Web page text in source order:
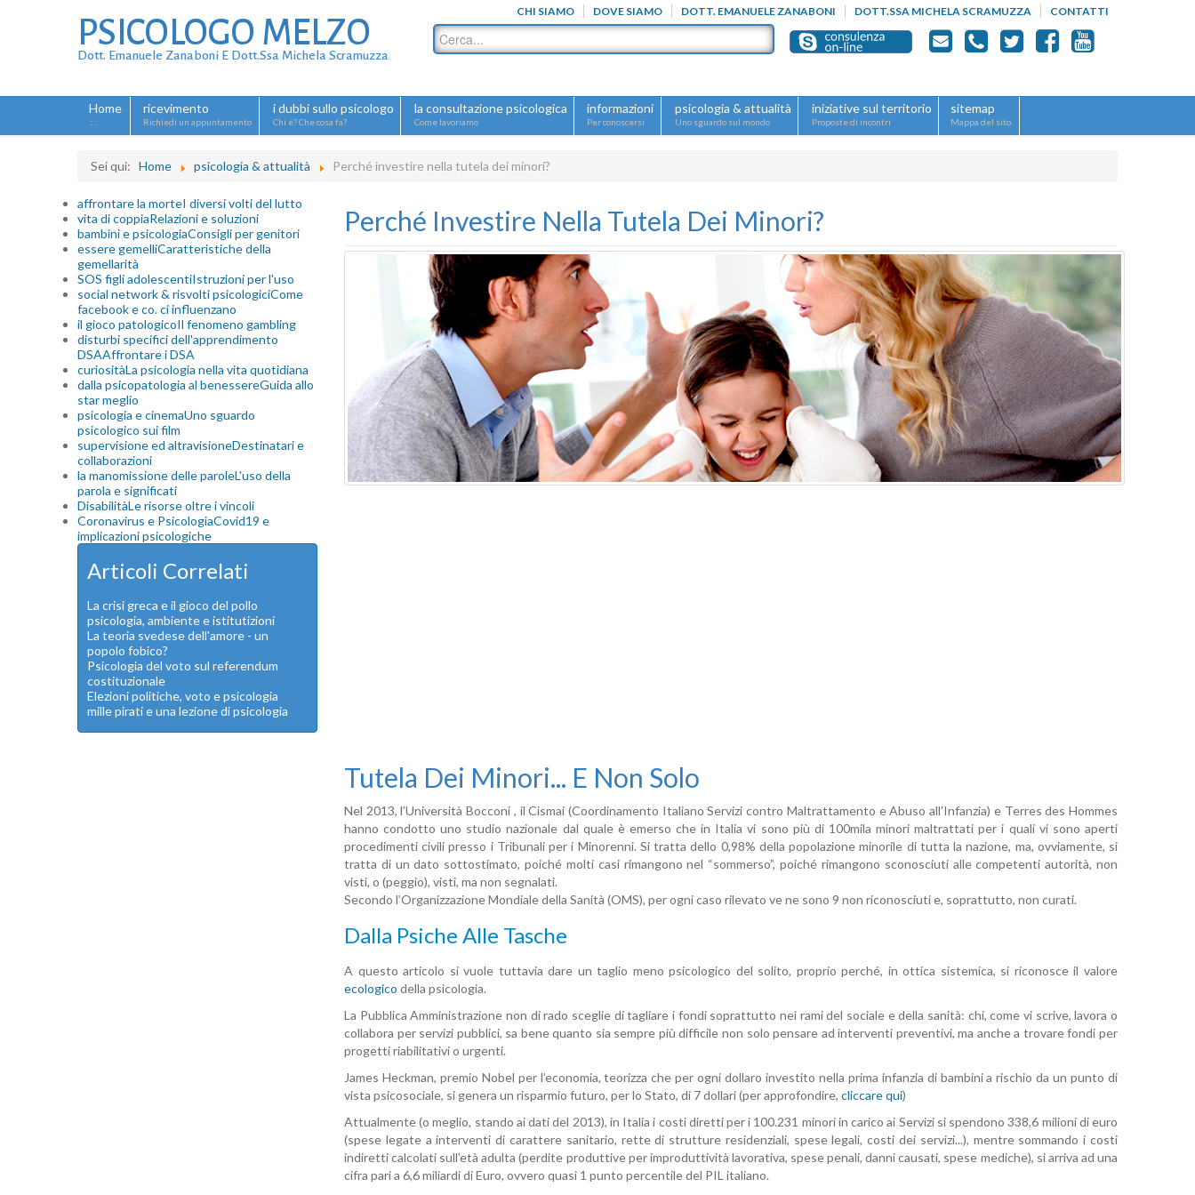
CHI SIAMO DOVE SIAMO DOTT. EMANUELE ZANABONI DOTT.SSA MICHELA SCRAMUZZA CONTATTI
PSICOLOGO MELZO
Dott. Emanuele Zanaboni E Dott.ssa Michela Scramuzza
Home
.::.
ricevimento
Richiedi un appuntamento
i dubbi sullo psicologo
Chi è? Che cosa fa?
la consultazione psicologica
Come lavoriamo
informazioni
Per conoscersi
psicologia & attualità
Uno sguardo sul mondo
iniziative sul territorio
Proposte di incontri
sitemap
Mappa del sito
Sei qui: Home psicologia & attualità Perché investire nella tutela dei minori?
affrontare la morteI diversi volti del lutto
vita di coppiaRelazioni e soluzioni
bambini e psicologiaConsigli per genitori
essere gemelliCaratteristiche della
gemellarità
SOS figli adolescentiIstruzioni per l'uso
social network & risvolti psicologiciCome
facebook e co. ci influenzano
il gioco patologicoIl fenomeno gambling
disturbi specifici dell'apprendimento
DSAAffrontare i DSA
curiositàLa psicologia nella vita quotidiana
dalla psicopatologia al benessereGuida allo
star meglio
psicologia e cinemaUno sguardo
psicologico sui film
supervisione ed altravisioneDestinatari e
collaborazioni
la manomissione delle paroleL'uso della
parola e significati
DisabilitàLe risorse oltre i vincoli
Coronavirus e PsicologiaCovid19 e
implicazioni psicologiche
Articoli Correlati
La crisi greca e il gioco del pollo
psicologia, ambiente e istitutizioni
La teoria svedese dell'amore - un
popolo fobico?
Psicologia del voto sul referendum
costituzionale
Elezioni politiche, voto e psicologia
mille pirati e una lezione di psicologia
Perché Investire Nella Tutela Dei Minori?
Tutela Dei Minori... E Non Solo
Nel 2013, l’Università Bocconi , il Cismai (Coordinamento Italiano Servizi contro Maltrattamento e Abuso all'Infanzia) e Terres des Hommes
hanno condotto uno studio nazionale dal quale è emerso che in Italia vi sono più di 100mila minori maltrattati per i quali vi sono aperti
procedimenti civili presso i Tribunali per i Minorenni. Si tratta dello 0,98% della popolazione minorile di tutta la nazione, ma, ovviamente, si
tratta di un dato sottostimato, poiché molti casi rimangono nel “sommerso”, poiché rimangono sconosciuti alle competenti autorità, non
visti, o (peggio), visti, ma non segnalati.
Secondo l’Organizzazione Mondiale della Sanità (OMS), per ogni caso rilevato ve ne sono 9 non riconosciuti e, soprattutto, non curati.
Dalla Psiche Alle Tasche
A questo articolo si vuole tuttavia dare un taglio meno psicologico del solito, proprio perché, in ottica sistemica, si riconosce il valore
ecologico della psicologia.
La Pubblica Amministrazione non di rado sceglie di tagliare i fondi soprattutto nei rami del sociale e della sanità: chi, come vi scrive, lavora o
collabora per servizi pubblici, sa bene quanto sia sempre più difficile non solo pensare ad interventi preventivi, ma anche a trovare fondi per
progetti riabilitativi o urgenti.
James Heckman, premio Nobel per l’economia, teorizza che per ogni dollaro investito nella prima infanzia di bambini a rischio da un punto di
vista psicosociale, si genera un risparmio futuro, per lo Stato, di 7 dollari (per approfondire, cliccare qui)
Attualmente (o meglio, stando ai dati del 2013), in Italia i costi diretti per i 100.231 minori in carico ai Servizi si spendono 338,6 milioni di euro
(spese legate a interventi di carattere sanitario, rette di strutture residenziali, spese legali, costi dei servizi...), mentre sommando i costi
indiretti calcolati sull’età adulta (perdite produttive per improduttività lavorativa, spese penali, danni causati, spese mediche), si arriva ad una
cifra pari a 6,6 miliardi di Euro, ovvero quasi 1 punto percentile del PIL italiano.